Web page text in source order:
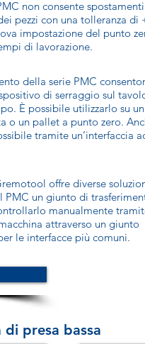
non consente
pezzi con una tolleranza di
impostazione del punto
di lavorazione.
della serie PMC
di serraggio sul
È possibile utilizzarlo su un
o un pallet a punto zero.
tramite un’interfaccia
offre diverse
PMC un giunto di
manualmente
attraverso un giunto
le interfacce più comuni.
di presa bassa